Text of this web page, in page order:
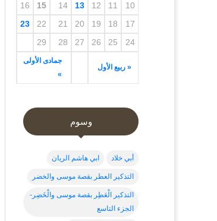
« ربيع الأول
جمادى الأولى
»
10
11
12
13
14
15
16
17
18
19
20
21
22
23
24
25
26
27
28
29
وسوم
أبي خلاد ابي هاشم الريان
التذكير العطر بقصة موسى والخضر
التذكير الْعَطِر بقصة موسى والْخَضِر-
الجزء التاسع